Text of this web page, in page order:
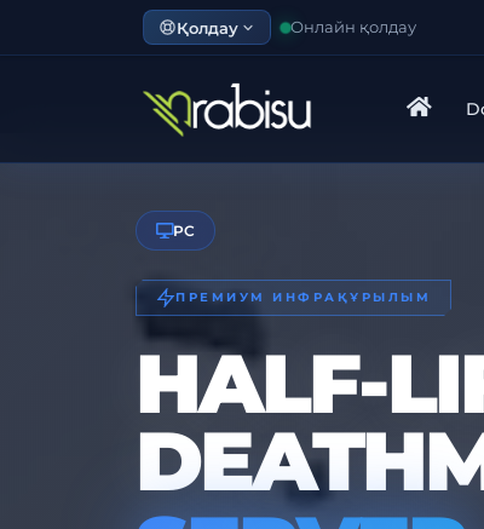
Қолдау Онлайн қолдау
PC
ПРЕМИУМ ИНФРАҚҰРЫЛЫМ
HALF-